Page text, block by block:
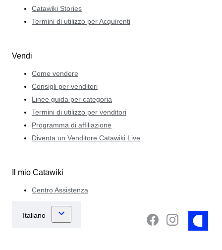
Catawiki Stories
Termini di utilizzo per Acquirenti
Vendi
Come vendere
Consigli per venditori
Linee guida per categoria
Termini di utilizzo per venditori
Programma di affiliazione
Diventa un Venditore Catawiki Live
Il mio Catawiki
Centro Assistenza